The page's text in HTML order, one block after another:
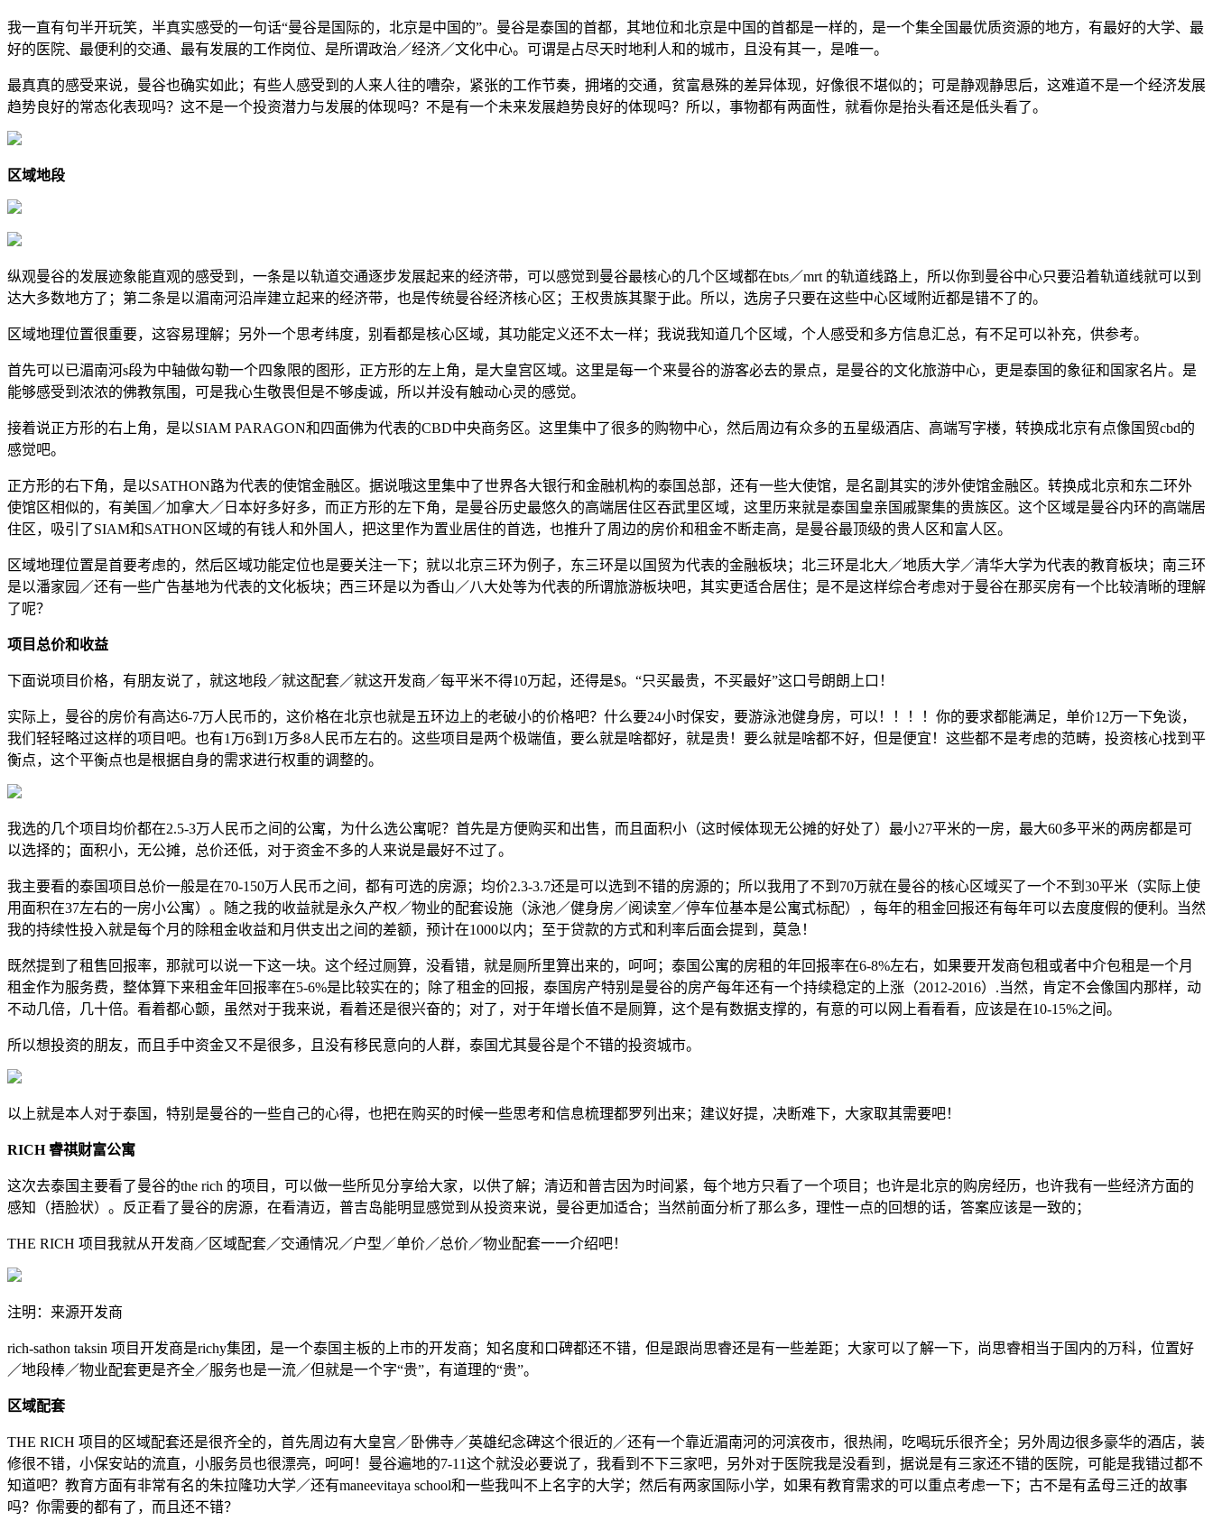
我一直有句半开玩笑，半真实感受的一句话“曼谷是国际的，北京是中国的”。曼谷是泰国的首都，其地位和北京是中国的首都是一样的，是一个集全国最优质资源的地方，有最好的大学、最
好的医院、最便利的交通、最有发展的工作岗位、是所谓政治／经济／文化中心。可谓是占尽天时地利人和的城市，且没有其一，是唯一。
最真真的感受来说，曼谷也确实如此；有些人感受到的人来人往的嘈杂，紧张的工作节奏，拥堵的交通，贫富悬殊的差异体现，好像很不堪似的；可是静观静思后，这难道不是一个经济发展
趋势良好的常态化表现吗？这不是一个投资潜力与发展的体现吗？不是有一个未来发展趋势良好的体现吗？所以，事物都有两面性，就看你是抬头看还是低头看了。
区域地段
纵观曼谷的发展迹象能直观的感受到，一条是以轨道交通逐步发展起来的经济带，可以感觉到曼谷最核心的几个区域都在bts／mrt 的轨道线路上，所以你到曼谷中心只要沿着轨道线就可以到
达大多数地方了；第二条是以湄南河沿岸建立起来的经济带，也是传统曼谷经济核心区；王权贵族其聚于此。所以，选房子只要在这些中心区域附近都是错不了的。
区域地理位置很重要，这容易理解；另外一个思考纬度，别看都是核心区域，其功能定义还不太一样；我说我知道几个区域，个人感受和多方信息汇总，有不足可以补充，供参考。
首先可以已湄南河s段为中轴做勾勒一个四象限的图形，正方形的左上角，是大皇宫区域。这里是每一个来曼谷的游客必去的景点，是曼谷的文化旅游中心，更是泰国的象征和国家名片。是
能够感受到浓浓的佛教氛围，可是我心生敬畏但是不够虔诚，所以并没有触动心灵的感觉。
接着说正方形的右上角，是以SIAM PARAGON和四面佛为代表的CBD中央商务区。这里集中了很多的购物中心，然后周边有众多的五星级酒店、高端写字楼，转换成北京有点像国贸cbd的
感觉吧。
正方形的右下角，是以SATHON路为代表的使馆金融区。据说哦这里集中了世界各大银行和金融机构的泰国总部，还有一些大使馆，是名副其实的涉外使馆金融区。转换成北京和东二环外
使馆区相似的，有美国／加拿大／日本好多好多，而正方形的左下角，是曼谷历史最悠久的高端居住区吞武里区域，这里历来就是泰国皇亲国戚聚集的贵族区。这个区域是曼谷内环的高端居
住区，吸引了SIAM和SATHON区域的有钱人和外国人，把这里作为置业居住的首选，也推升了周边的房价和租金不断走高，是曼谷最顶级的贵人区和富人区。
区域地理位置是首要考虑的，然后区域功能定位也是要关注一下；就以北京三环为例子，东三环是以国贸为代表的金融板块；北三环是北大／地质大学／清华大学为代表的教育板块；南三环
是以潘家园／还有一些广告基地为代表的文化板块；西三环是以为香山／八大处等为代表的所谓旅游板块吧，其实更适合居住；是不是这样综合考虑对于曼谷在那买房有一个比较清晰的理解
了呢？
项目总价和收益
下面说项目价格，有朋友说了，就这地段／就这配套／就这开发商／每平米不得10万起，还得是$。“只买最贵，不买最好”这口号朗朗上口！
实际上，曼谷的房价有高达6-7万人民币的，这价格在北京也就是五环边上的老破小的价格吧？什么要24小时保安，要游泳池健身房，可以！！！！你的要求都能满足，单价12万一下免谈，
我们轻轻略过这样的项目吧。也有1万6到1万多8人民币左右的。这些项目是两个极端值，要么就是啥都好，就是贵！要么就是啥都不好，但是便宜！这些都不是考虑的范畴，投资核心找到平
衡点，这个平衡点也是根据自身的需求进行权重的调整的。
我选的几个项目均价都在2.5-3万人民币之间的公寓，为什么选公寓呢？首先是方便购买和出售，而且面积小（这时候体现无公摊的好处了）最小27平米的一房，最大60多平米的两房都是可
以选择的；面积小，无公摊，总价还低，对于资金不多的人来说是最好不过了。
我主要看的泰国项目总价一般是在70-150万人民币之间，都有可选的房源；均价2.3-3.7还是可以选到不错的房源的；所以我用了不到70万就在曼谷的核心区域买了一个不到30平米（实际上使
用面积在37左右的一房小公寓）。随之我的收益就是永久产权／物业的配套设施（泳池／健身房／阅读室／停车位基本是公寓式标配），每年的租金回报还有每年可以去度度假的便利。当然
我的持续性投入就是每个月的除租金收益和月供支出之间的差额，预计在1000以内；至于贷款的方式和利率后面会提到，莫急！
既然提到了租售回报率，那就可以说一下这一块。这个经过厕算，没看错，就是厕所里算出来的，呵呵；泰国公寓的房租的年回报率在6-8%左右，如果要开发商包租或者中介包租是一个月
租金作为服务费，整体算下来租金年回报率在5-6%是比较实在的；除了租金的回报，泰国房产特别是曼谷的房产每年还有一个持续稳定的上涨（2012-2016）.当然，肯定不会像国内那样，动
不动几倍，几十倍。看着都心颤，虽然对于我来说，看着还是很兴奋的；对了，对于年增长值不是厕算，这个是有数据支撑的，有意的可以网上看看看，应该是在10-15%之间。
所以想投资的朋友，而且手中资金又不是很多，且没有移民意向的人群，泰国尤其曼谷是个不错的投资城市。
以上就是本人对于泰国，特别是曼谷的一些自己的心得，也把在购买的时候一些思考和信息梳理都罗列出来；建议好提，决断难下，大家取其需要吧！
RICH 睿祺财富公寓
这次去泰国主要看了曼谷的the rich 的项目，可以做一些所见分享给大家，以供了解；清迈和普吉因为时间紧，每个地方只看了一个项目；也许是北京的购房经历，也许我有一些经济方面的
感知（捂脸状）。反正看了曼谷的房源，在看清迈，普吉岛能明显感觉到从投资来说，曼谷更加适合；当然前面分析了那么多，理性一点的回想的话，答案应该是一致的；
THE RICH 项目我就从开发商／区域配套／交通情况／户型／单价／总价／物业配套一一介绍吧！
注明：来源开发商
rich-sathon taksin 项目开发商是richy集团，是一个泰国主板的上市的开发商；知名度和口碑都还不错，但是跟尚思睿还是有一些差距；大家可以了解一下，尚思睿相当于国内的万科，位置好
／地段棒／物业配套更是齐全／服务也是一流／但就是一个字“贵”，有道理的“贵”。
区域配套
THE RICH 项目的区域配套还是很齐全的，首先周边有大皇宫／卧佛寺／英雄纪念碑这个很近的／还有一个靠近湄南河的河滨夜市，很热闹，吃喝玩乐很齐全；另外周边很多豪华的酒店，装
修很不错，小保安站的流直，小服务员也很漂亮，呵呵！曼谷遍地的7-11这个就没必要说了，我看到不下三家吧，另外对于医院我是没看到，据说是有三家还不错的医院，可能是我错过都不
知道吧？教育方面有非常有名的朱拉隆功大学／还有maneevitaya school和一些我叫不上名字的大学；然后有两家国际小学，如果有教育需求的可以重点考虑一下；古不是有孟母三迁的故事
吗？你需要的都有了，而且还不错？